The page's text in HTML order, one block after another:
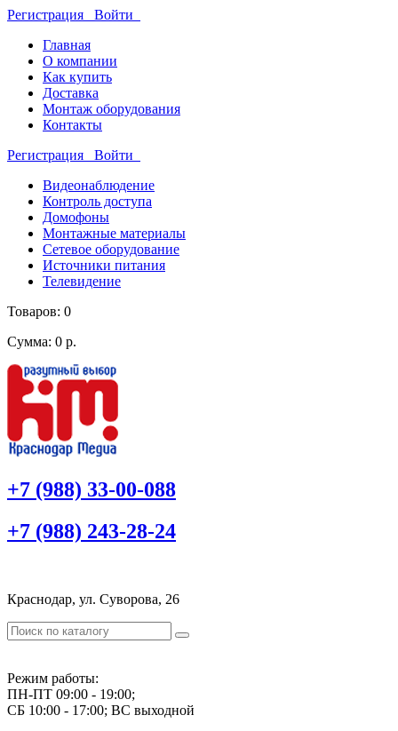
Регистрация Войти
Главная
О компании
Как купить
Доставка
Монтаж оборудования
Контакты
Регистрация Войти
Видеонаблюдение
Контроль доступа
Домофоны
Монтажные материалы
Сетевое оборудование
Источники питания
Телевидение
Товаров: 0
Сумма: 0 р.
+7 (988) 33-00-088
+7 (988) 243-28-24
Краснодар, ул. Суворова, 26
Режим работы:
ПН-ПТ 09:00 - 19:00;
СБ 10:00 - 17:00; ВС выходной